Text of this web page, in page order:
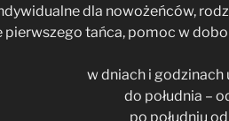
dla nowożeńców,
tańca, pomoc w
w dniach i
do południa –
po południu